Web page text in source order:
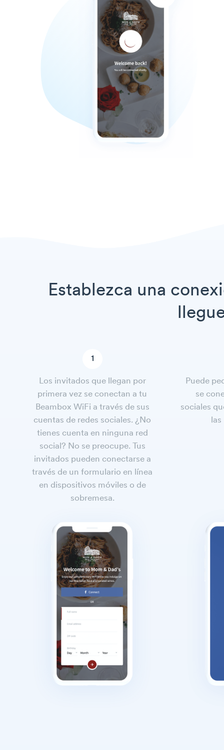
Establezca una
1
Los invitados que llegan por
primera vez se conectan a tu
Beambox WiFi a través de sus
cuentas de redes sociales. ¿No
tienes cuenta en ninguna red
social? No se preocupe. Tus
invitados pueden conectarse a
través de un formulario en línea
en dispositivos móviles o de
sobremesa.
Puede
se
sociales